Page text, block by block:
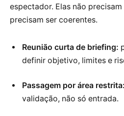
espectador. Elas não
precisam ser coerentes.
Reunião curta de briefing:
definir objetivo, limites e
Passagem por área restrita:
validação, não só entrada.